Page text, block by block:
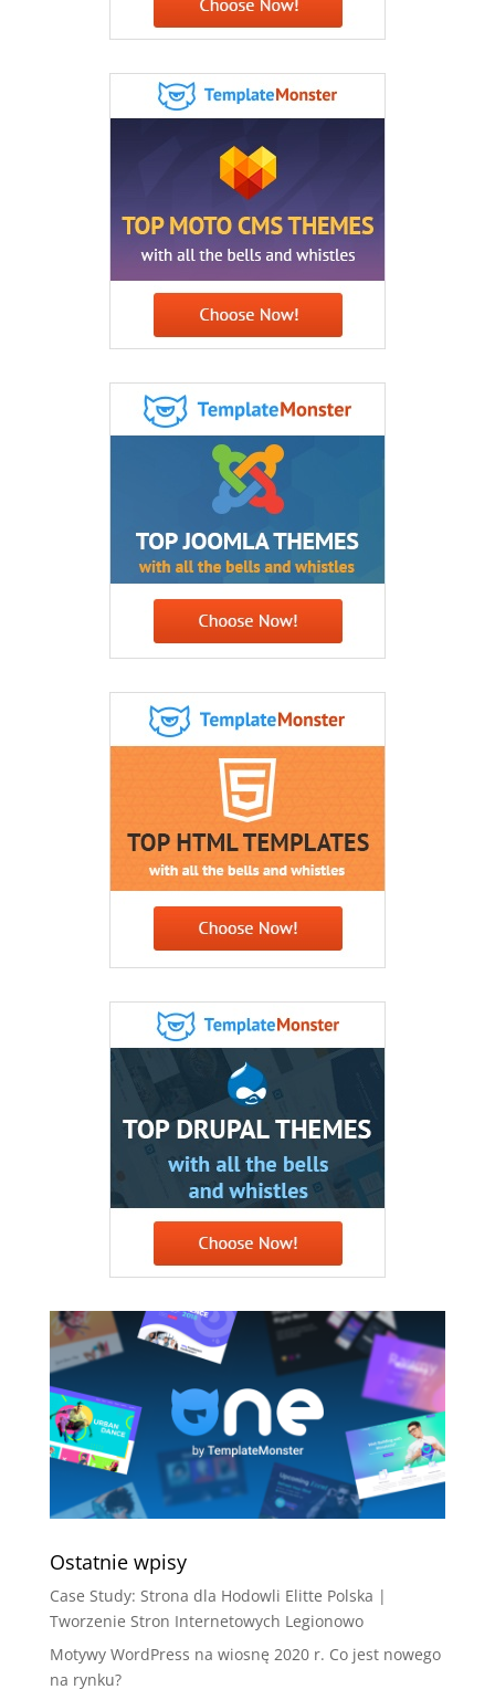
Ostatnie wpisy
Case Study: Strona dla Hodowli Elitte Polska |
Tworzenie Stron Internetowych Legionowo
Motywy WordPress na wiosnę 2020 r. Co jest nowego
na rynku?